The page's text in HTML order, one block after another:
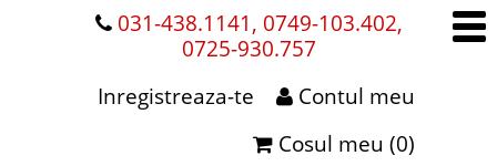
031-438.1141, 0749-103.402,
0725-930.757
Contul meu
Inregistreaza-te
Cosul meu (0)